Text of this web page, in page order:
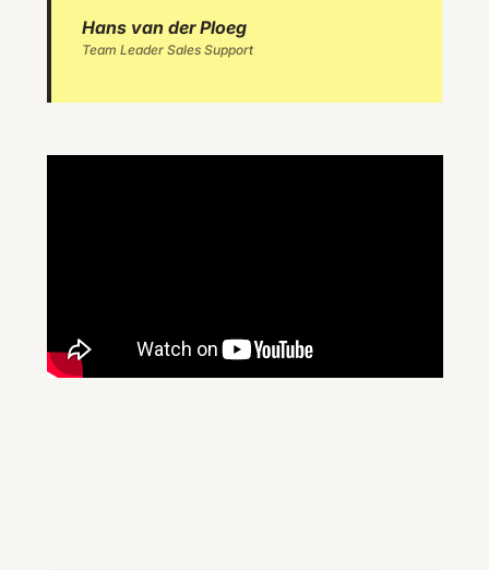
Hans van der Ploeg
Team Leader Sales Support